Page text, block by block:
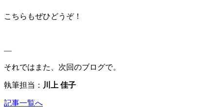
こちらもぜひどうぞ！
—
それではまた、次回のブログで。
執筆担当： 川上 佳子
記事一覧へ